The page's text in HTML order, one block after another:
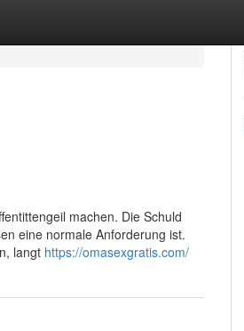
machen. Die Schuld
eine normale Anforderung ist.
langt https://omasexgratis.com/